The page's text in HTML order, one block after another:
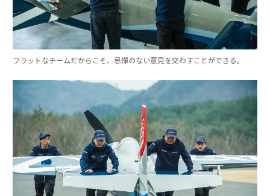
フラットなチームだからこそ、忌憚のない意見を交わすことができる。